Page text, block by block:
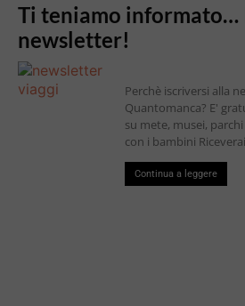
Ti teniamo informato…
newsletter!
Perchè iscriversi alla
Quantomanca? E'
su mete, musei,
con i bambini
Continua a leggere